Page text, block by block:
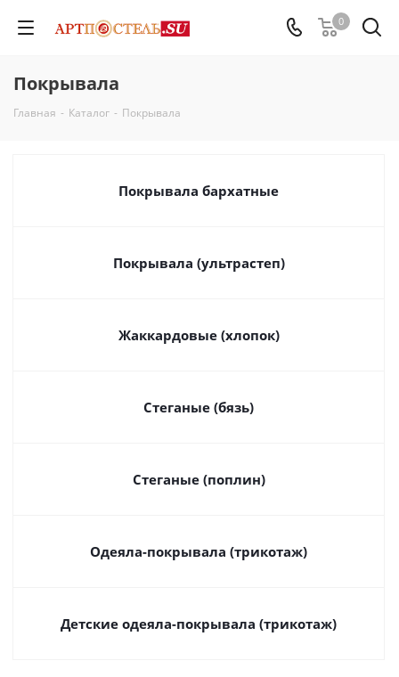
0
Покрывала
Главная - Каталог - Покрывала
Покрывала бархатные
Покрывала (ультрастеп)
Жаккардовые (хлопок)
Стеганые (бязь)
Стеганые (поплин)
Одеяла-покрывала (трикотаж)
Детские одеяла-покрывала (трикотаж)